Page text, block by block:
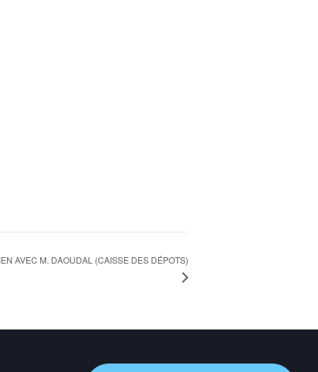
AVEC M. DAOUDAL (CAISSE DES DÉPOTS)